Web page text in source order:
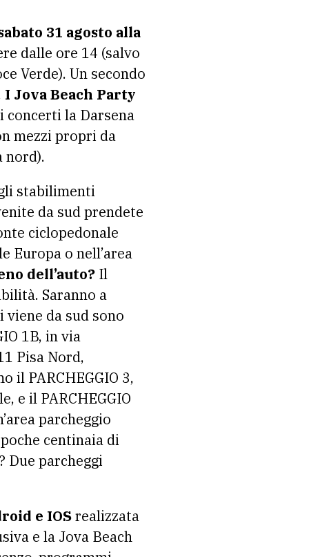
31 agosto alla
dalle ore 14 (salvo
Verde). Un secondo
I Jova Beach Party
concerti la Darsena
mezzi propri da
nord).
stabilimenti
da sud prendete
ciclopedonale
Europa o nell’area
dell’auto? Il
Saranno a
da sud sono
1B, in via
Pisa Nord,
il PARCHEGGIO 3,
e il PARCHEGGIO
parcheggio
centinaia di
Due parcheggi
e IOSrealizzata
e la Jova Beach